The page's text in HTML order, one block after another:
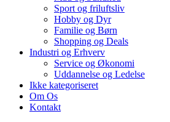
Sport og friluftsliv
Hobby og Dyr
Familie og Børn
Shopping og Deals
Industri og Erhverv
Service og Økonomi
Uddannelse og Ledelse
Ikke kategoriseret
Om Os
Kontakt